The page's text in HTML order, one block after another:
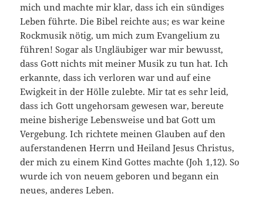
mich und machte mir klar, dass ich ein sündiges
Leben führte. Die Bibel reichte aus; es war keine
Rockmusik nötig, um mich zum Evangelium zu
führen! Sogar als Ungläubiger war mir bewusst,
dass Gott nichts mit meiner Musik zu tun hat. Ich
erkannte, ­dass ich verloren war und auf eine
Ewigkeit in der Hölle zulebte. Mir tat es sehr leid,
dass ich Gott ungehorsam gewesen war, bereute
meine bisherige Lebensweise und bat Gott um
Vergebung. Ich richtete meinen Glauben auf den
auferstandenen Herrn und Heiland Jesus Christus,
der mich zu einem Kind Gottes machte (Joh 1,12). So
wurde ich von neuem geboren und begann ein
neues, anderes Leben.